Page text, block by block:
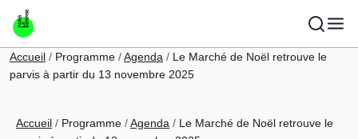
Aller au contenu principal
Fil d'Ariane
Accueil Programme Agenda
Le Marché de Noël retrouve le
parvis à partir du 13 novembre 2025
Fil d'Ariane
Accueil Programme Agenda
Le Marché de Noël retrouve le